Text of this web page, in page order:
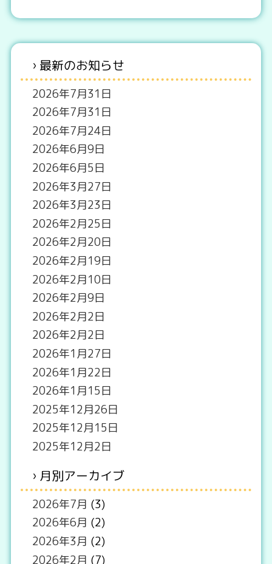
最新のお知らせ
2026年7月31日
2026年7月31日
2026年7月24日
2026年6月9日
2026年6月5日
2026年3月27日
2026年3月23日
2026年2月25日
2026年2月20日
2026年2月19日
2026年2月10日
2026年2月9日
2026年2月2日
2026年2月2日
2026年1月27日
2026年1月22日
2026年1月15日
2025年12月26日
2025年12月15日
2025年12月2日
月別アーカイブ
2026年7月 (3)
2026年6月 (2)
2026年3月 (2)
2026年2月 (7)